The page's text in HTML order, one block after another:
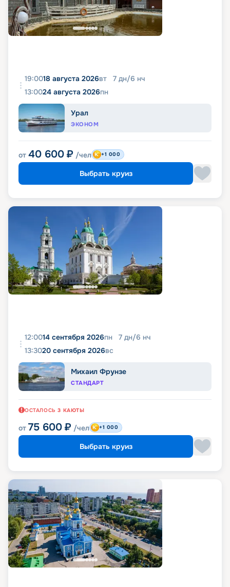
19:0018 августа 2026вт 7 дн/6 нч
13:0024 августа 2026пн
Урал
ЭКОНОМ
от 40 600 ₽ /чел +1 000
Выбрать круиз
12:0014 сентября 2026пн 7 дн/6 нч
13:3020 сентября 2026вс
Михаил Фрунзе
СТАНДАРТ
ОСТАЛОСЬ 3 КАЮТЫ
от 75 600 ₽ /чел +1 000
Выбрать круиз